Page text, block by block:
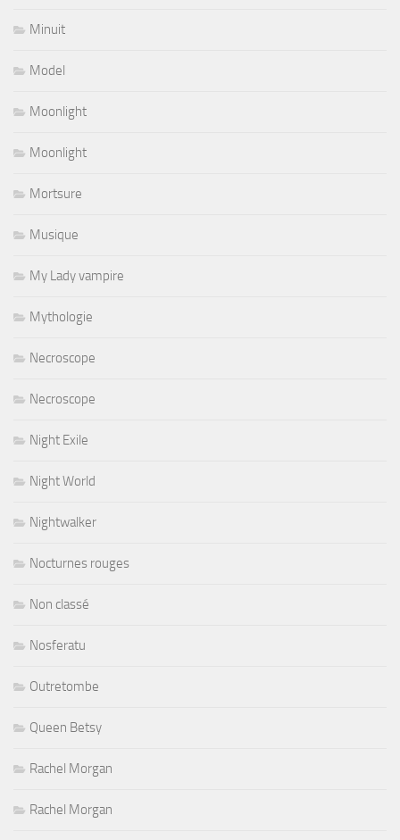
Minuit
Model
Moonlight
Moonlight
Mortsure
Musique
My Lady vampire
Mythologie
Necroscope
Necroscope
Night Exile
Night World
Nightwalker
Nocturnes rouges
Non classé
Nosferatu
Outretombe
Queen Betsy
Rachel Morgan
Rachel Morgan